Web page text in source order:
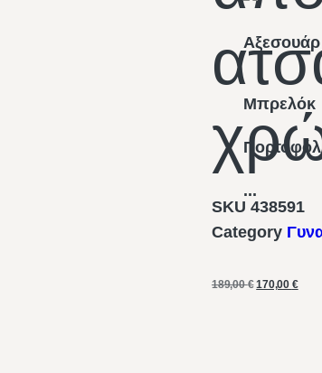
Αξεσουάρ
Μπρελόκ
Πορτοφόλι
...
SKU 438591
Category
189,00€ 170,00 €